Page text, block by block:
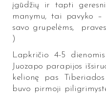
įgūdžių ir tapti
manymu, tai pavyko
savo grupelėms,
)
Lapkričio 4-5
Juozapo parapijos
kelionę pas
buvo pirmoji